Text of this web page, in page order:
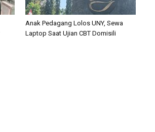
Anak Pedagang Lolos UNY, Sewa
Laptop Saat Ujian CBT Domisili